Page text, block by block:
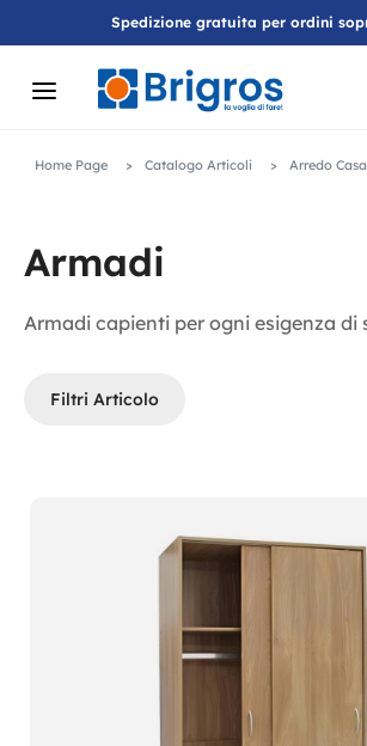
Spedizione gratuita per ordini
Home Page Catalogo Articoli Arredo Casa
Armadi
Armadi capienti per ogni esigenza di
Filtri Articolo